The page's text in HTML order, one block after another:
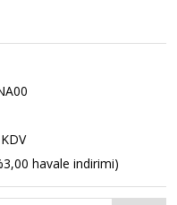
havale indirimi)